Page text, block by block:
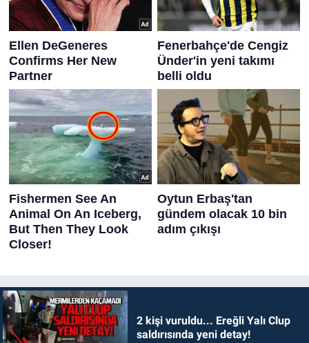
2 kişi vuruldu... Ereğli Yalı Clup
saldırısında yeni detay!